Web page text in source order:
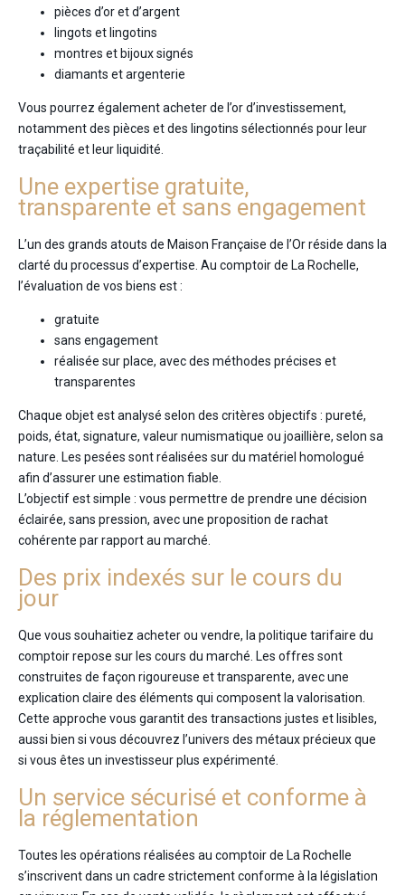
pièces d’or et d’argent
lingots et lingotins
montres et bijoux signés
diamants et argenterie
Vous pourrez également acheter de l’or d’investissement,
notamment des pièces et des lingotins sélectionnés pour leur
traçabilité et leur liquidité.
Une expertise gratuite,
transparente et sans engagement
L’un des grands atouts de Maison Française de l’Or réside dans la
clarté du processus d’expertise. Au comptoir de La Rochelle,
l’évaluation de vos biens est :
gratuite
sans engagement
réalisée sur place, avec des méthodes précises et
transparentes
Chaque objet est analysé selon des critères objectifs : pureté,
poids, état, signature, valeur numismatique ou joaillière, selon sa
nature. Les pesées sont réalisées sur du matériel homologué
afin d’assurer une estimation fiable.
L’objectif est simple : vous permettre de prendre une décision
éclairée, sans pression, avec une proposition de rachat
cohérente par rapport au marché.
Des prix indexés sur le cours du
jour
Que vous souhaitiez acheter ou vendre, la politique tarifaire du
comptoir repose sur les cours du marché. Les offres sont
construites de façon rigoureuse et transparente, avec une
explication claire des éléments qui composent la valorisation.
Cette approche vous garantit des transactions justes et lisibles,
aussi bien si vous découvrez l’univers des métaux précieux que
si vous êtes un investisseur plus expérimenté.
Un service sécurisé et conforme à
la réglementation
Toutes les opérations réalisées au comptoir de La Rochelle
s’inscrivent dans un cadre strictement conforme à la législation